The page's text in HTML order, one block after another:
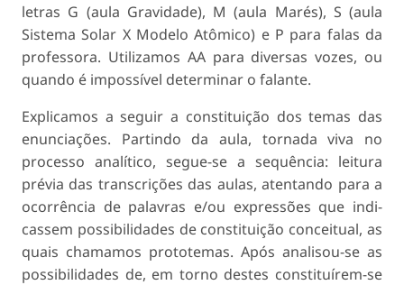
letras G (aula Gravidade), M (aula Marés), S (aula
Sistema Solar X Modelo Atômico) e P para falas da
professora. Utilizamos AA para diversas vozes, ou
quando é impossível determinar o falante.
Explicamos a seguir a constituição dos temas das
enunciações. Partindo da aula, tornada viva no
processo analítico, segue-se a sequência: leitura
prévia das transcrições das aulas, atentando para a
ocorrência de palavras e/ou expressões que indi­
cassem possibilidades de constituição conceitual, as
quais chamamos prototemas. Após analisou-se as
possibilidades de, em torno destes constituírem­-se